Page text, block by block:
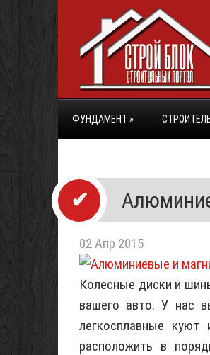
ФУНДАМЕНТ »
02 Апр 2015
Колесные диски и
вашего авто. У нас
легкосплавные
расположить в